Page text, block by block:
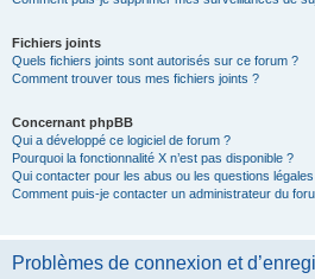
Fichiers joints
Quels fichiers joints sont autorisés sur ce forum ?
Comment trouver tous mes fichiers joints ?
Concernant phpBB
Qui a développé ce logiciel de forum ?
Pourquoi la fonctionnalité X n’est pas disponible ?
Qui contacter pour les abus ou les questions
Comment puis-je contacter un administrateur du
Problèmes de connexion et